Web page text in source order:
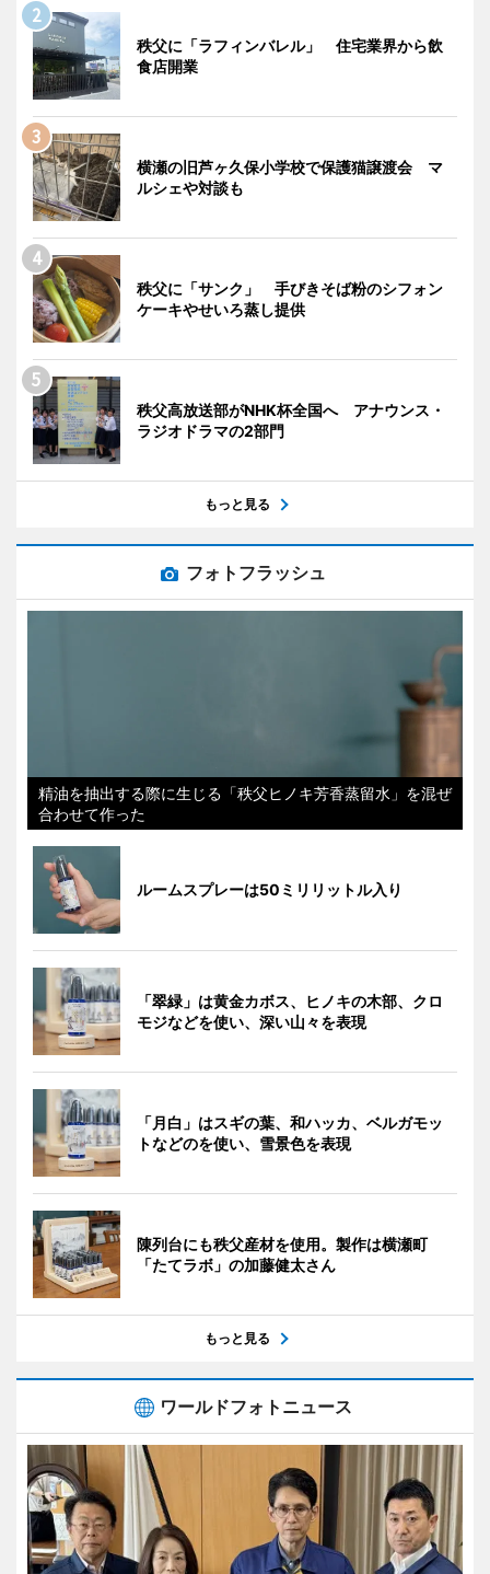
秩父に「ラフィンバレル」 住宅業界から飲
食店開業
横瀬の旧芦ヶ久保小学校で保護猫譲渡会 マ
ルシェや対談も
秩父に「サンク」 手びきそば粉のシフォン
ケーキやせいろ蒸し提供
秩父高放送部がNHK杯全国へ アナウンス・
ラジオドラマの2部門
もっと見る
フォトフラッシュ
精油を抽出する際に生じる「秩父ヒノキ芳香蒸留水」を混ぜ
合わせて作った
ルームスプレーは50ミリリットル入り
「翠緑」は黄金カボス、ヒノキの木部、クロ
モジなどを使い、深い山々を表現
「月白」はスギの葉、和ハッカ、ベルガモッ
トなどのを使い、雪景色を表現
陳列台にも秩父産材を使用。製作は横瀬町
「たてラボ」の加藤健太さん
もっと見る
ワールドフォトニュース